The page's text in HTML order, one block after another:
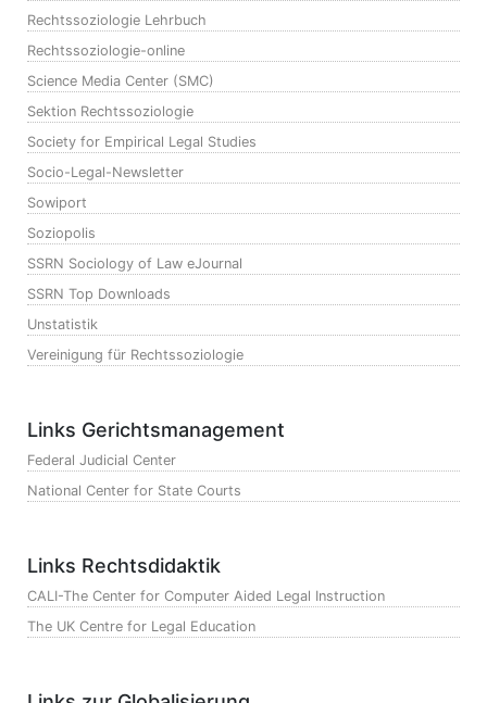
Rechtssoziologie Lehrbuch
Rechtssoziologie-online
Science Media Center (SMC)
Sektion Rechtssoziologie
Society for Empirical Legal Studies
Socio-Legal-Newsletter
Sowiport
Soziopolis
SSRN Sociology of Law eJournal
SSRN Top Downloads
Unstatistik
Vereinigung für Rechtssoziologie
Links Gerichtsmanagement
Federal Judicial Center
National Center for State Courts
Links Rechtsdidaktik
CALI-The Center for Computer Aided Legal Instruction
The UK Centre for Legal Education